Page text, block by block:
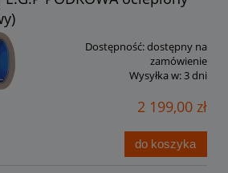
Dostępność:dostępny na
zamówienie
Wysyłka w: 3 dni
2 199,00 zł
do koszyka